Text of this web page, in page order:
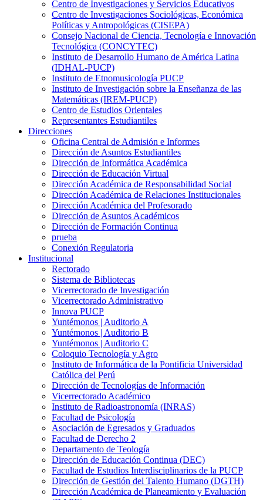
Centro de Investigaciones y Servicios Educativos
Centro de Investigaciones Sociológicas, Económica
Políticas y Antropológicas (CISEPA)
Consejo Nacional de Ciencia, Tecnología e Innovación
Tecnológica (CONCYTEC)
Instituto de Desarrollo Humano de América Latina
(IDHAL-PUCP)
Instituto de Etnomusicología PUCP
Instituto de Investigación sobre la Enseñanza de las
Matemáticas (IREM-PUCP)
Centro de Estudios Orientales
Representantes Estudiantiles
Direcciones
Oficina Central de Admisión e Informes
Dirección de Asuntos Estudiantiles
Dirección de Informática Académica
Dirección de Educación Virtual
Dirección Académica de Responsabilidad Social
Dirección Académica de Relaciones Institucionales
Dirección Académica del Profesorado
Dirección de Asuntos Académicos
Dirección de Formación Continua
prueba
Conexión Regulatoria
Institucional
Rectorado
Sistema de Bibliotecas
Vicerrectorado de Investigación
Vicerrectorado Administrativo
Innova PUCP
Yuntémonos | Auditorio A
Yuntémonos | Auditorio B
Yuntémonos | Auditorio C
Coloquio Tecnología y Agro
Instituto de Informática de la Pontificia Universidad
Católica del Perú
Dirección de Tecnologías de Información
Vicerrectorado Académico
Instituto de Radioastronomía (INRAS)
Facultad de Psicología
Asociación de Egresados y Graduados
Facultad de Derecho 2
Departamento de Teología
Dirección de Educación Continua (DEC)
Facultad de Estudios Interdisciplinarios de la PUCP
Dirección de Gestión del Talento Humano (DGTH)
Dirección Académica de Planeamiento y Evaluación